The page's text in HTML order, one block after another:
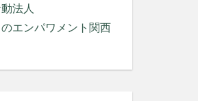
法人
エンパワメント関西